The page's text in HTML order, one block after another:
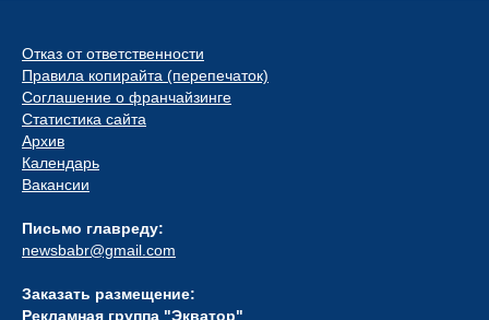
Отказ от ответственности
Правила копирайта (перепечаток)
Соглашение о франчайзинге
Статистика сайта
Архив
Календарь
Вакансии
Письмо главреду:
newsbabr@gmail.com
Заказать размещение:
Рекламная группа "Экватор"